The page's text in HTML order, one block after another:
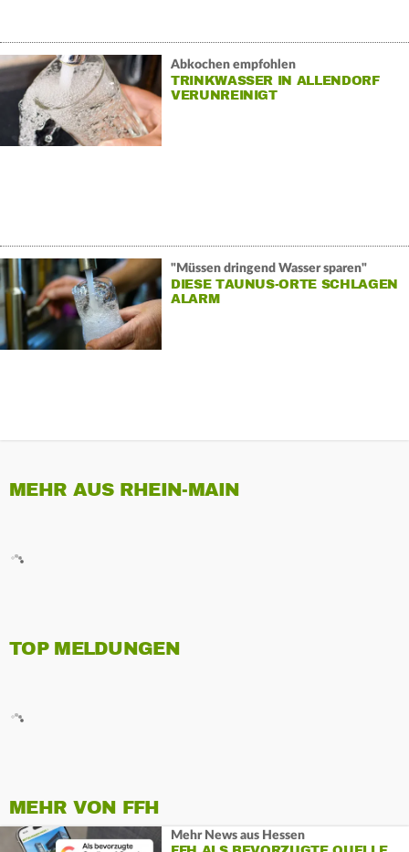
Abkochen empfohlen
TRINKWASSER IN ALLENDORF
VERUNREINIGT
"Müssen dringend Wasser sparen"
DIESE TAUNUS-ORTE SCHLAGEN
ALARM
MEHR AUS RHEIN-MAIN
TOP MELDUNGEN
MEHR VON FFH
Mehr News aus Hessen